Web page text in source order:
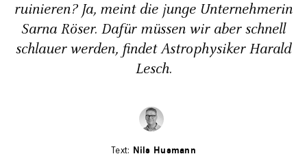
ruinieren? Ja, meint die junge Unternehmerin
Sarna Röser. Dafür müssen wir aber schnell
schlauer werden, findet Astrophysiker Harald
Lesch.
Nils Husmann